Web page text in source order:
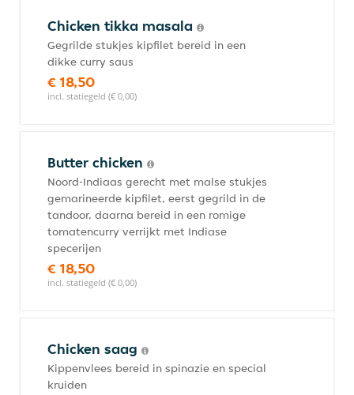
Chicken tikka masala
Gegrilde stukjes kipfilet bereid in een
dikke curry saus
€ 18,50
incl. statiegeld (€ 0,00)
Butter chicken
Noord-Indiaas gerecht met malse stukjes
gemarineerde kipfilet, eerst gegrild in de
tandoor, daarna bereid in een romige
tomatencurry verrijkt met Indiase
specerijen
€ 18,50
incl. statiegeld (€ 0,00)
Chicken saag
Kippenvlees bereid in spinazie en special
kruiden